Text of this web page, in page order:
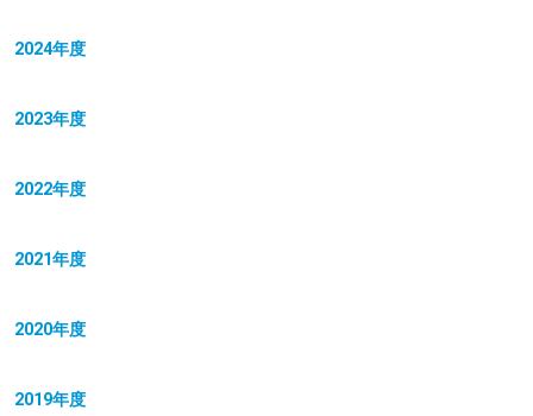
2024年度
2023年度
2022年度
2021年度
2020年度
2019年度